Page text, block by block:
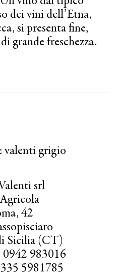
dei vini dell’Etna,
si presenta fine,
grande freschezza.
srl
42
Sicilia (CT)
983016
5981785